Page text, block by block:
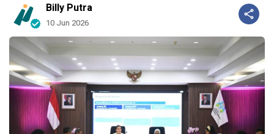
Billy Putra
10 Jun 2026